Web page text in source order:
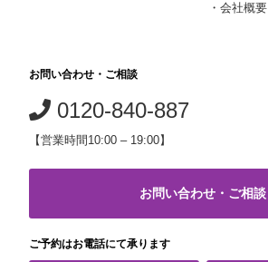
・会社概要
お問い合わせ・ご相談
0120-840-887
【営業時間10:00 – 19:00】
お問い合わせ・ご相談
ご予約はお電話にて承ります